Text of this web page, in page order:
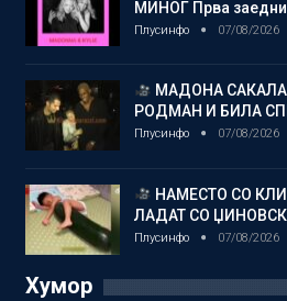
МИНОГ Прва
Плусинфо 07/08/2026
МАДОНА
РОДМАН И БИЛА
Плусинфо 07/08/2026
НАМЕСТО СО
ЛАДАТ СО
Плусинфо 07/08/2026
Хумор